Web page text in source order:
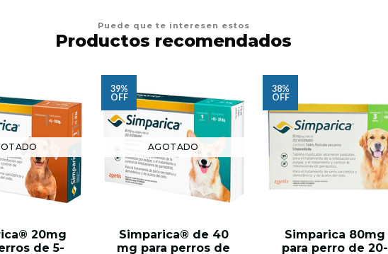
Puede que te interesen estos
Productos recomendados
20mg
de 5-
39%
OFF
AGOTADO
Simparica® de 40
mg para perros de
38%
OFF
Simparica 80mg
para perro de 20-